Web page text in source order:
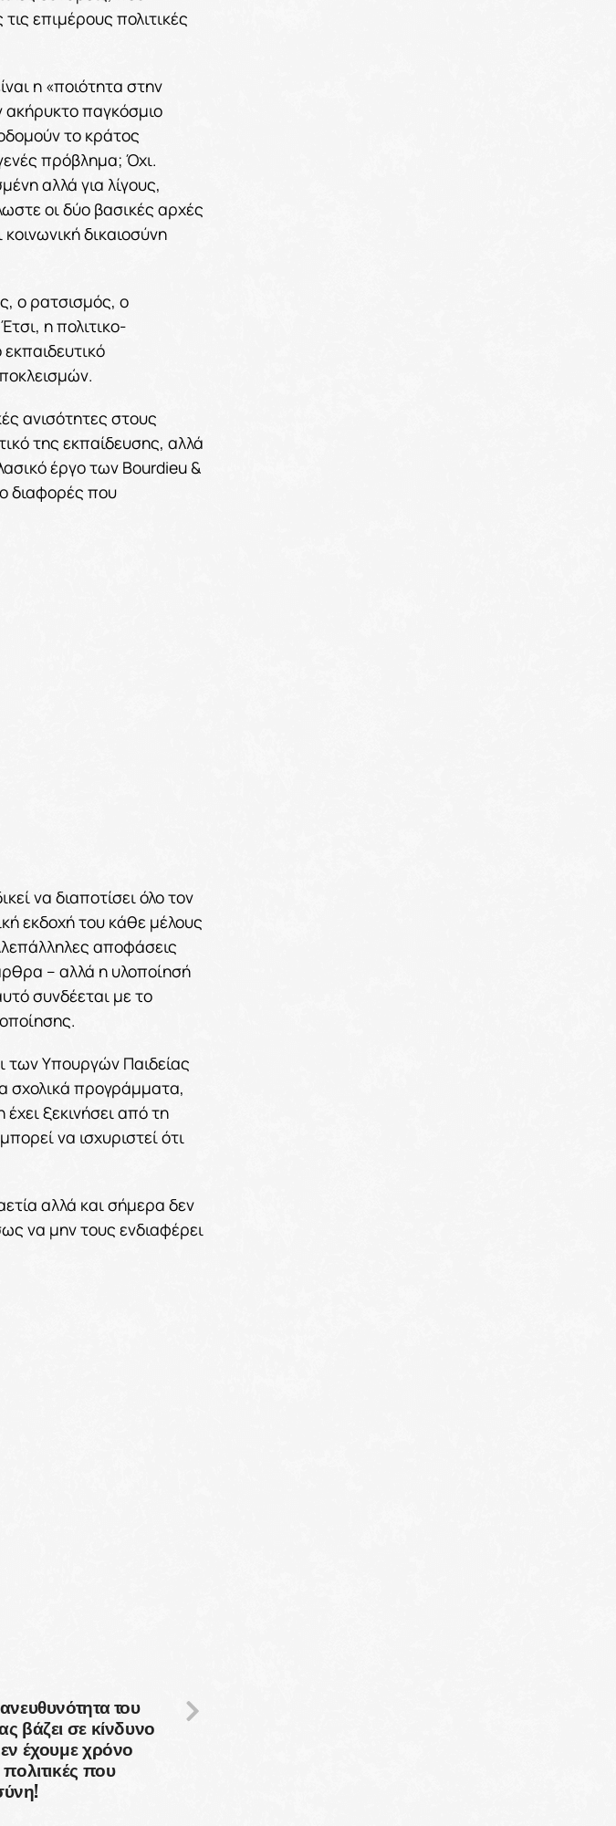
επιμέρους πολιτικές
η «ποιότητα στην
ακήρυκτο παγκόσμιο
το κράτος
πρόβλημα; Όχι.
αλλά για λίγους,
οι δύο βασικές αρχές
δικαιοσύνη
ο ρατσισμός, ο
η πολιτικο-
ανισότητες στους
της εκπαίδευσης, αλλά
έργο των Bourdieu &
διαφορές που
να διαποτίσει όλο τον
εκδοχή του κάθε μέλους
αποφάσεις
– αλλά η υλοποίησή
συνδέεται με το
των Υπουργών Παιδείας
σχολικά προγράμματα,
ξεκινήσει από τη
να ισχυριστεί ότι
αλλά και σήμερα δεν
να μην τους ενδιαφέρει
του
βάζει σε κίνδυνο
έχουμε χρόνο
που